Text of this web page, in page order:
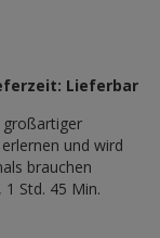
Lieferbar
großartiger
und wird
brauchen
Std. 45 Min.